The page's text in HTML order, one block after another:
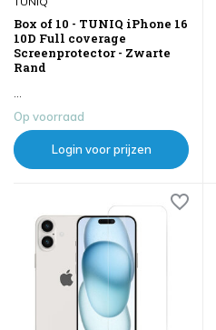
Box of 10 - TUNIQ iPhone 16
10D Full coverage
Screenprotector - Zwarte
Rand
...
Op voorraad
Login voor prijzen